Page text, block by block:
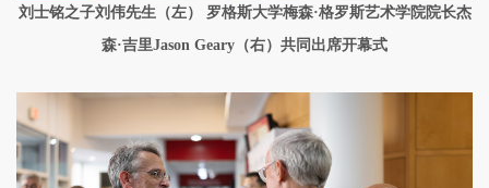
刘士铭之子刘伟先生（左） 罗格斯大学梅森·格罗斯艺术学院院长杰
森·吉里Jason Geary（右）共同出席开幕式